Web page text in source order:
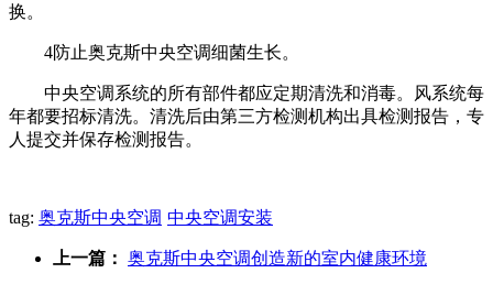
换。
4防止奥克斯中央空调细菌生长。
中央空调系统的所有部件都应定期清洗和消毒。风系统每
年都要招标清洗。清洗后由第三方检测机构出具检测报告，专
人提交并保存检测报告。
tag: 奥克斯中央空调 中央空调安装
上一篇： 奥克斯中央空调创造新的室内健康环境